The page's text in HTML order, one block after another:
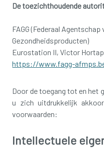
De toezichthoudende
FAGG (Federaal
Gezondheidsproducten)
Eurostation II, Victor
https://www.fagg-
Door de toegang tot en het
u zich uitdrukkelijk
voorwaarden:
Intellectuele